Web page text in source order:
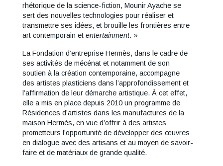
rhétorique de la science-fiction, Mounir Ayache se
sert des nouvelles technologies pour réaliser et
transmettre ses idées, et brouille les frontières entre
art contemporain et entertainment. »
La Fondation d’entreprise Hermès, dans le cadre de
ses activités de mécénat et notamment de son
soutien à la création contemporaine, accompagne
des artistes plasticiens dans l’approfondissement et
l’affirmation de leur démarche artistique. À cet effet,
elle a mis en place depuis 2010 un programme de
Résidences d’artistes dans les manufactures de la
maison Hermès, en vue d’offrir à des artistes
prometteurs l’opportunité de développer des œuvres
en dialogue avec des artisans et au moyen de savoir-
faire et de matériaux de grande qualité.